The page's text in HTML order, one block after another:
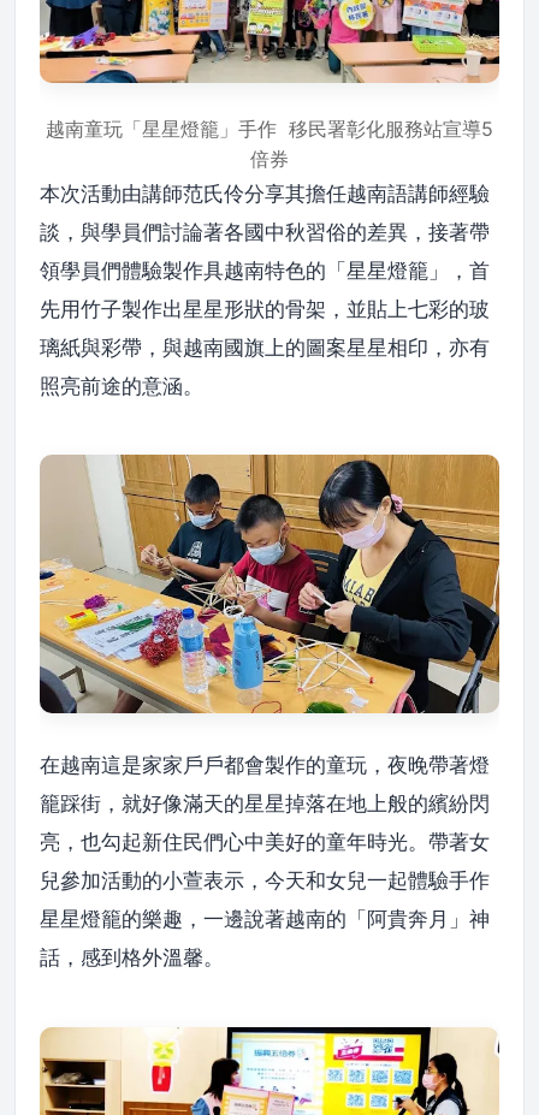
越南童玩「星星燈籠」手作 移民署彰化服務站宣導5
倍券
本次活動由講師范氏伶分享其擔任越南語講師經驗
談，與學員們討論著各國中秋習俗的差異，接著帶
領學員們體驗製作具越南特色的「星星燈籠」，首
先用竹子製作出星星形狀的骨架，並貼上七彩的玻
璃紙與彩帶，與越南國旗上的圖案星星相印，亦有
照亮前途的意涵。
在越南這是家家戶戶都會製作的童玩，夜晚帶著燈
籠踩街，就好像滿天的星星掉落在地上般的繽紛閃
亮，也勾起新住民們心中美好的童年時光。帶著女
兒參加活動的小萱表示，今天和女兒一起體驗手作
星星燈籠的樂趣，一邊說著越南的「阿貴奔月」神
話，感到格外溫馨。